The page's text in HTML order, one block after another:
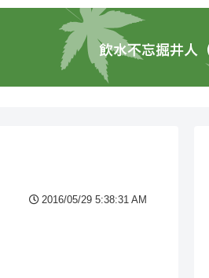
2016/05/29 5:38:31 AM